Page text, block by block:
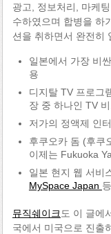
광고, 정보처리, 마케
수하였으며 합병을 하
션을 취하면서 완전히
일본에서 가장 비
용
디지탈 TV 프로그
장 중 하나인 TV
저가의 정액제 인
후쿠오카 돔 (후쿠
이제는 Fukuoka
일본 현지 웹 서비
MySpace Japan
뮤직쉐이크 도 이 글에
국에서 미국으로 진출